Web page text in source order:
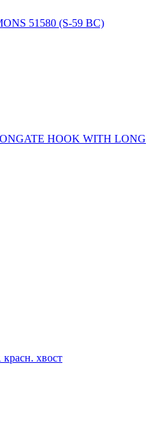
51580 (S-59 BC)
HOOK WITH LONG
хвост